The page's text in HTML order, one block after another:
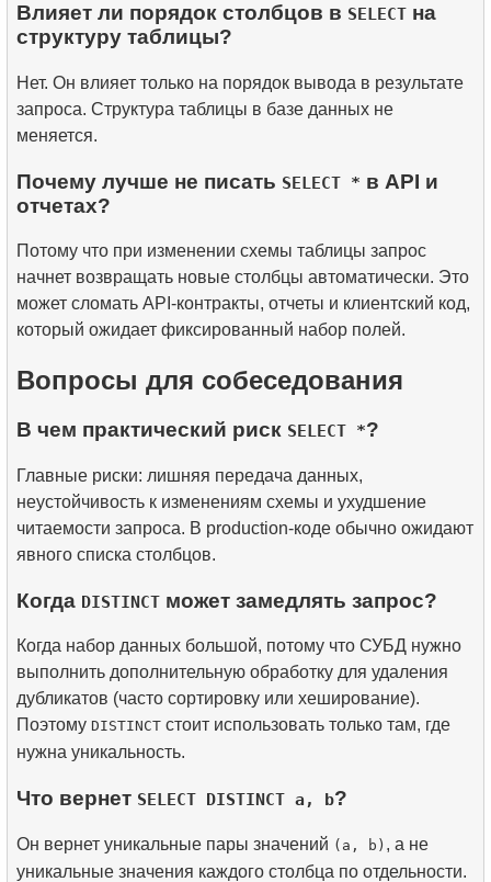
Влияет ли порядок столбцов в SELECT на
структуру таблицы?
Нет. Он влияет только на порядок вывода в результате
запроса. Структура таблицы в базе данных не
меняется.
Почему лучше не писать SELECT * в API и
отчетах?
Потому что при изменении схемы таблицы запрос
начнет возвращать новые столбцы автоматически. Это
может сломать API-контракты, отчеты и клиентский код,
который ожидает фиксированный набор полей.
Вопросы для собеседования
В чем практический риск SELECT *?
Главные риски: лишняя передача данных,
неустойчивость к изменениям схемы и ухудшение
читаемости запроса. В production-коде обычно ожидают
явного списка столбцов.
Когда DISTINCT может замедлять запрос?
Когда набор данных большой, потому что СУБД нужно
выполнить дополнительную обработку для удаления
дубликатов (часто сортировку или хеширование).
Поэтому DISTINCT стоит использовать только там, где
нужна уникальность.
Что вернет SELECT DISTINCT a, b?
Он вернет уникальные пары значений (a, b) , а не
уникальные значения каждого столбца по отдельности.